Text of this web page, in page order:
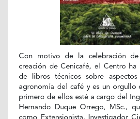
Con motivo de la celebración
creación de Cenicafé, el Centro ha
de libros técnicos sobre
agronomía del café y es un orgullo
primero de ellos esté a cargo del
Hernando Duque Orrego, MSc.,